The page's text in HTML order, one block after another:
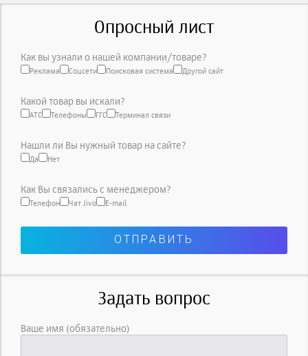
Опросный лист
Как вы узнали о нашей компании/товаре?
Реклама Соцсети Поисковая система Другой сайт
Какой товар вы искали?
АТС Телефоны ГГС Терминал связи
Нашли ли Вы нужный товар на сайте?
Да Нет
Как Вы связались с менеджером?
Телефон Чат Jivo E-mail
Задать вопрос
Ваше имя (обязательно)